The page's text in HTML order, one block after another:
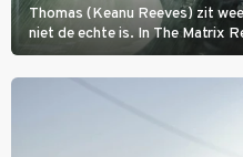
Thomas (Keanu Reeves) zit
niet de echte is. In The Matrix
proberen uit deze schijnwereld